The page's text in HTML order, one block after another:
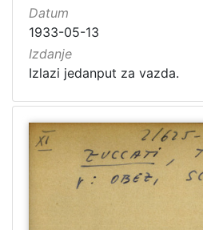
Datum
1933-05-13
Izdanje
Izlazi jedanput za vazda.